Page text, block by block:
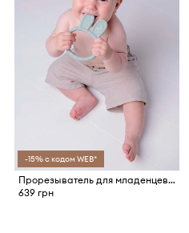
-15% с кодом WEB*
Прорезыватель для младенцев Effiki
639 грн